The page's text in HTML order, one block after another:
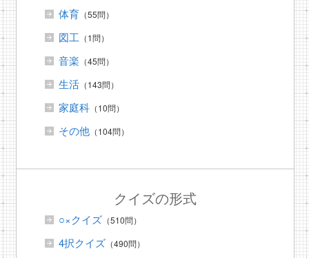
体育（55問）
図工 （1問）
音楽 （45問）
生活（143問）
家庭科（10問）
その他（104問）
クイズの形式
○×クイズ（510問）
4択クイズ（490問）